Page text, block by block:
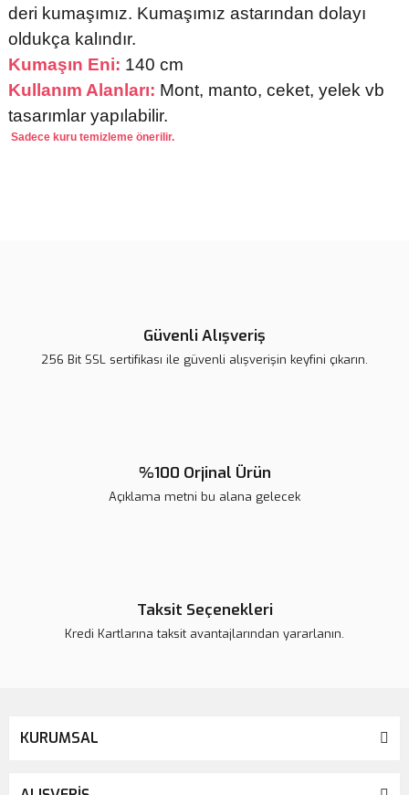
deri kumaşımız. Kumaşımız astarından dolayı
oldukça kalındır.
Kumaşın Eni: 140 cm
Kullanım Alanları: Mont, manto, ceket, yelek vb
tasarımlar yapılabilir.
Sadece kuru temizleme önerilir.
Güvenli Alışveriş
256 Bit SSL sertifikası ile güvenli alışverişin keyfini çıkarın.
%100 Orjinal Ürün
Açıklama metni bu alana gelecek
Taksit Seçenekleri
Kredi Kartlarına taksit avantajlarından yararlanın.
KURUMSAL